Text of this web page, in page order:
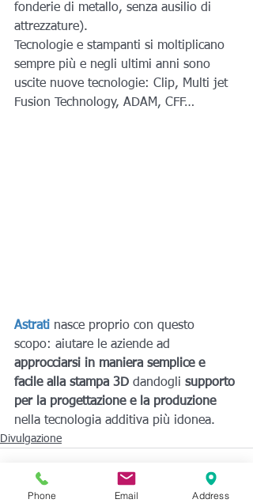
fonderie di metallo, senza ausilio di
attrezzature).
Tecnologie e stampanti si moltiplicano
sempre più e negli ultimi anni sono
uscite nuove tecnologie: Clip, Multi jet
Fusion Technology, ADAM, CFF…
Astrati nasce proprio con questo
scopo: aiutare le aziende ad
approcciarsi in maniera semplice e
facile alla stampa 3D dandogli supporto
per la progettazione e la produzione
nella tecnologia additiva più idonea.
Divulgazione
Phone Email Address